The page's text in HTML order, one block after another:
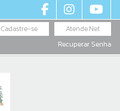
Atende.Net
Cadastre-se
Recuperar Senha